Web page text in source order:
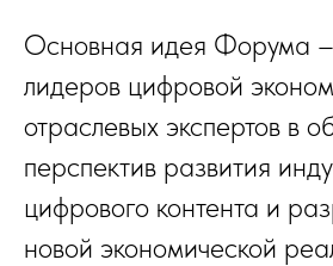
Основная идея Форума
лидеров цифровой
отраслевых экспертов в
перспектив развития
цифрового контента и
новой экономической